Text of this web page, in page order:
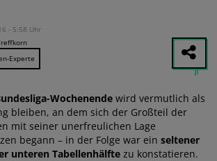
- 5:58 Uhr
Experte
Wochenende wird vermutlich als
bleiben, an dem sich der Großteil der
mit seiner unerfreulichen Lage
begann – in der Folge war ein seltener
unteren Tabellenhälfte zu konstatieren.